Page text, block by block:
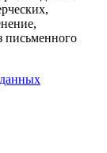
письменного